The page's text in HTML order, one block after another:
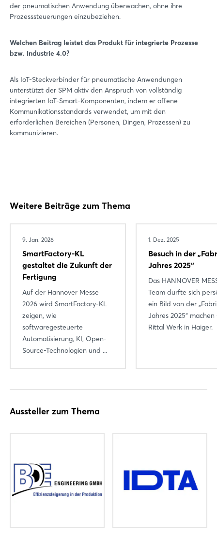
der pneumatischen Anwendung überwachen, ohne ihre
Prozesssteuerungen einzubeziehen.
Welchen Beitrag leistet das Produkt für integrierte Prozesse
bzw. Industrie 4.0?
Als IoT-Steckverbinder für pneumatische Anwendungen
unterstützt der SPM aktiv den Anspruch von vollständig
integrierten IoT-Smart-Komponenten, indem er offene
Kommunikationsstandards verwendet, um mit den
erforderlichen Bereichen (Personen, Dingen, Prozessen) zu
kommunizieren.
Weitere Beiträge zum Thema
9. Jan. 2026
SmartFactory-KL
gestaltet die Zukunft der
Fertigung
Auf der Hannover Messe
2026 wird SmartFactory-KL
zeigen, wie
softwaregesteuerte
Automatisierung, KI, Open-
Source-Technologien und ...
1. Dez. 2025
Besuch in der
Jahres 2025“
Das HANNOVER
Team durfte sich
ein Bild von der
Jahres 2025“
Rittal Werk in Haiger.
Aussteller zum Thema
Login